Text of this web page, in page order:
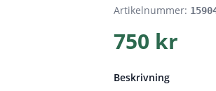
Artikelnummer:
750 kr
Beskrivning